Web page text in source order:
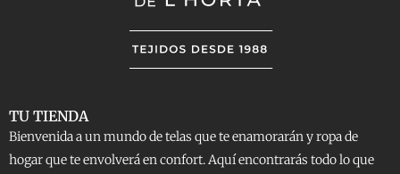
TU TIENDA
Bienvenida a un mundo de telas que te enamorarán y ropa de
hogar que te envolverá en confort. Aquí encontrarás todo lo que